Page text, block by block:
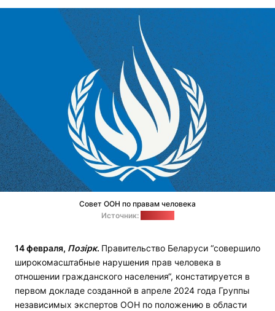
Совет ООН по правам человека
Источник:
14 февраля, Позірк. Правительство Беларуси “совершило
широкомасштабные нарушения прав человека в
отношении гражданского населения“, констатируется в
первом докладе созданной в апреле 2024 года Группы
независимых экспертов ООН по положению в области